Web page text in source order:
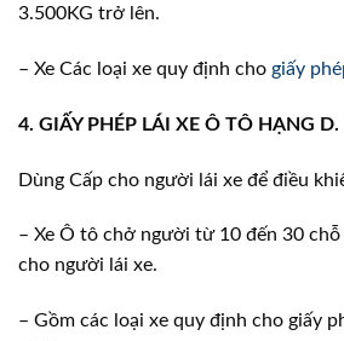
3.500KG trở lên.
– Xe Các loại xe quy định cho giấy
4. GIẤY PHÉP LÁI XE Ô TÔ HẠNG D.
Dùng Cấp cho người lái xe để điều
– Xe Ô tô chở người từ 10 đến 30 chỗ
cho người lái xe.
– Gồm các loại xe quy định cho giấy